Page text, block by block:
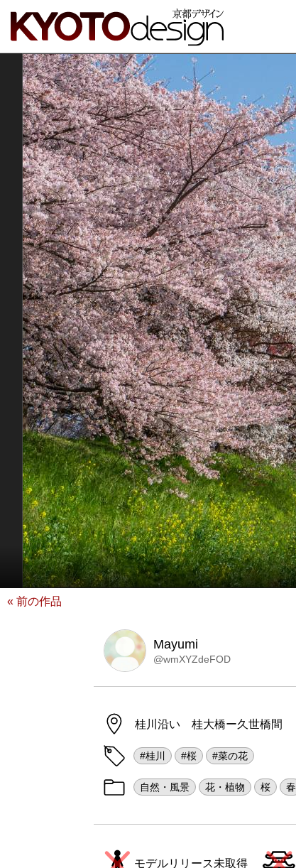
« 前の作品
Mayumi
@wmXYZdeFOD
桂川沿い 桂大橋ー久世橋間
#桂川 #桜 #菜の花
自然・風景 花・植物 桜 春
モデルリリース未取得